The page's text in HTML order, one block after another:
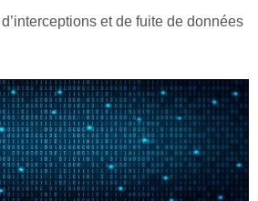
et de fuite de données